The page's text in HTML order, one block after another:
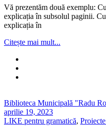
Vă prezentăm două exemplu:
explicația în subsolul paginii.
explicația în
Citește mai mult...
Biblioteca Municipală "Radu
aprilie 19, 2023
LIKE pentru gramatică,